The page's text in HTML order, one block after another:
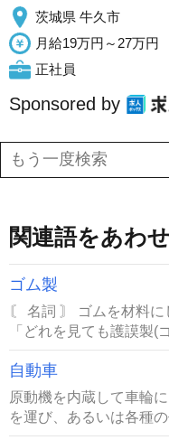
茨城県 牛久市
月給19万円～27万円
正社員
Sponsored by
関連語をあわ
ゴム製
〘 名詞 〙 ゴムを材料
「どれを見ても護謨製(
自動車
原動機を内蔵して車輪
を運び、あるいは各種